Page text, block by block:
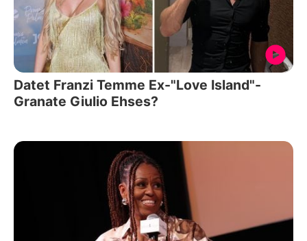
Datet Franzi Temme Ex-"Love Island"-
Granate Giulio Ehses?